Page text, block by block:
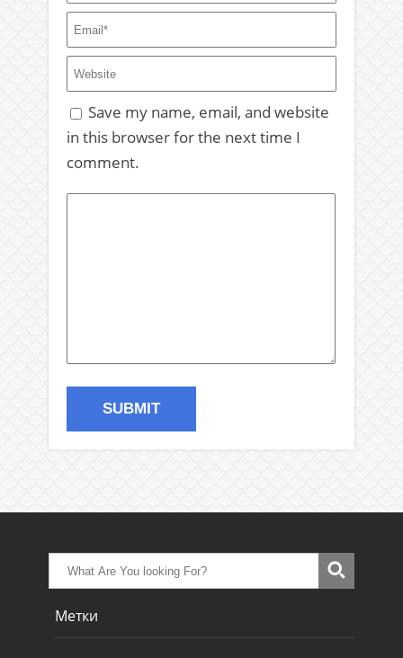
Save my name, email, and website
in this browser for the next time I
comment.
Метки